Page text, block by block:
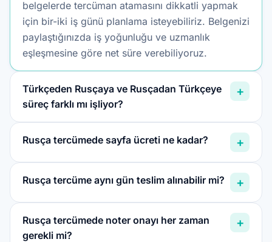
belgelerde tercüman atamasını dikkatli yapmak
için bir-iki iş günü planlama isteyebiliriz. Belgenizi
paylaştığınızda iş yoğunluğu ve uzmanlık
eşleşmesine göre net süre verebiliyoruz.
Türkçeden Rusçaya ve Rusçadan Türkçeye
süreç farklı mı işliyor?
+
Rusça tercümede sayfa ücreti ne kadar? +
Rusça tercüme aynı gün teslim alınabilir mi? +
Rusça tercümede noter onayı her zaman
gerekli mi?
+